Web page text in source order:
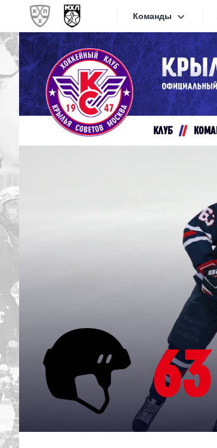
Команды
Конференция
Дивизион Золотой
Академия
МХК Динамо
МХК Динамо-М
МХК Спартак
СКА-1946
Дивизион Серебряный
Академия СКА
АКМ-Юниор
Амурские Тигры
Красная
Крылья Советов
МХК Динамо-
МХК Спартак-
КЛУБ
63